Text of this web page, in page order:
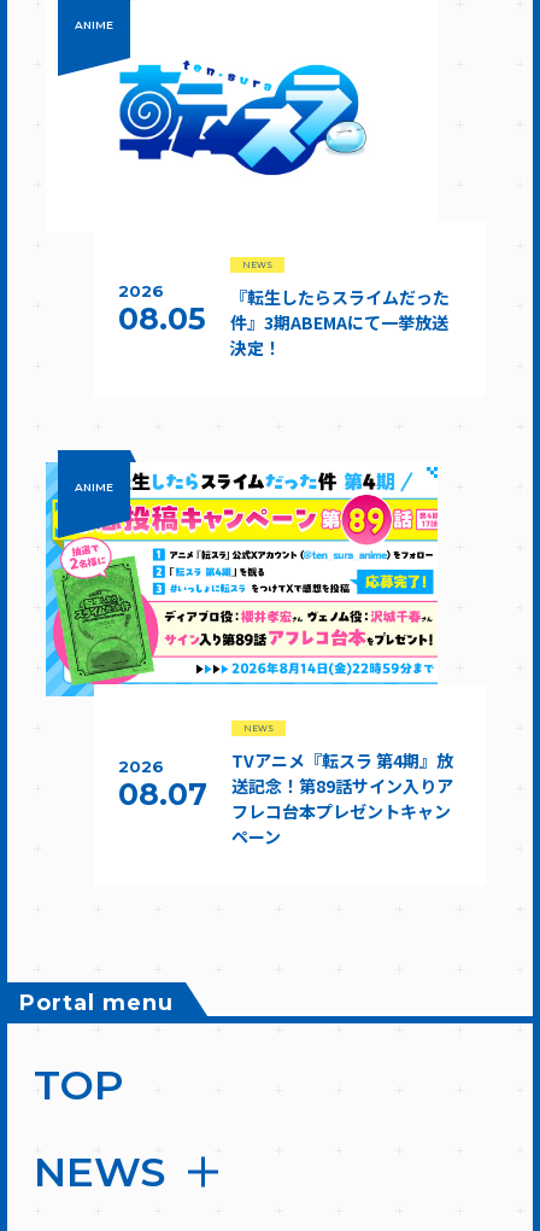
ANIME
2026
08.05
NEWS
『転生したらスライムだった
件』3期ABEMAにて一挙放送
決定！
ANIME
2026
08.07
NEWS
TVアニメ『転スラ 第4期』放
送記念！第89話サイン入りア
フレコ台本プレゼントキャン
ペーン
Portal menu
TOP
NEWS